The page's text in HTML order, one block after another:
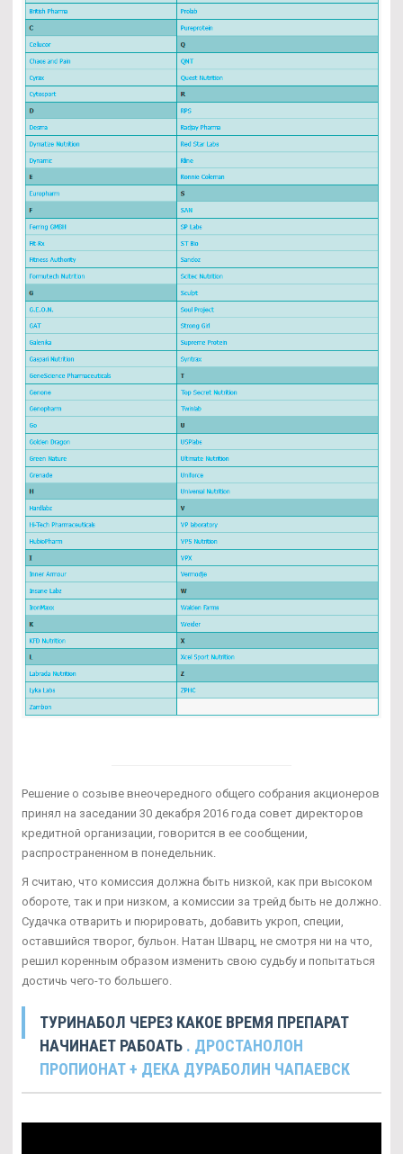
Решение о созыве внеочередного общего собрания акционеров
принял на заседании 30 декабря 2016 года совет директоров
кредитной организации, говорится в ее сообщении,
распространенном в понедельник.
Я считаю, что комиссия должна быть низкой, как при высоком
обороте, так и при низком, а комиссии за трейд быть не должно.
Судачка отварить и пюрировать, добавить укроп, специи,
оставшийся творог, бульон. Натан Шварц, не смотря ни на что,
решил коренным образом изменить свою судьбу и попытаться
достичь чего-то большего.
ТУРИНАБОЛ ЧЕРЕЗ КАКОЕ ВРЕМЯ ПРЕПАРАТ
НАЧИНАЕТ РАБОАТЬ . ДРОСТАНОЛОН
ПРОПИОНАТ + ДЕКА ДУРАБОЛИН ЧАПАЕВСК